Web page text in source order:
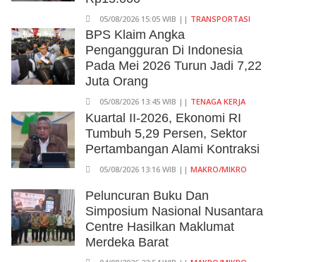
05/08/2026 15:05 WIB || TRANSPORTASI
BPS Klaim Angka
Pengangguran Di Indonesia
Pada Mei 2026 Turun Jadi 7,22
Juta Orang
05/08/2026 13:45 WIB || TENAGA KERJA
Kuartal II-2026, Ekonomi RI
Tumbuh 5,29 Persen, Sektor
Pertambangan Alami Kontraksi
05/08/2026 13:16 WIB || MAKRO/MIKRO
Peluncuran Buku Dan
Simposium Nasional Nusantara
Centre Hasilkan Maklumat
Merdeka Barat